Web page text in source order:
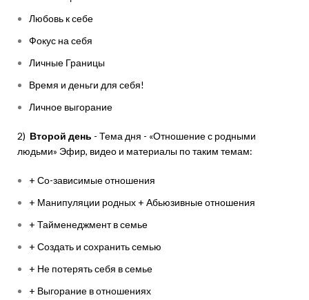
Любовь к себе
Фокус на себя
Личные Границы
Время и деньги для себя!
Личное выгорание
2) Второй день - Тема дня - «Отношение с родными
людьми» Эфир, видео и материалы по таким темам:
+ Со-зависимые отношения
+ Манипуляции родных + Абьюзивные отношения
+ Тайменеджмент в семье
+ Создать и сохранить семью
+ Не потерять себя в семье
+ Выгорание в отношениях